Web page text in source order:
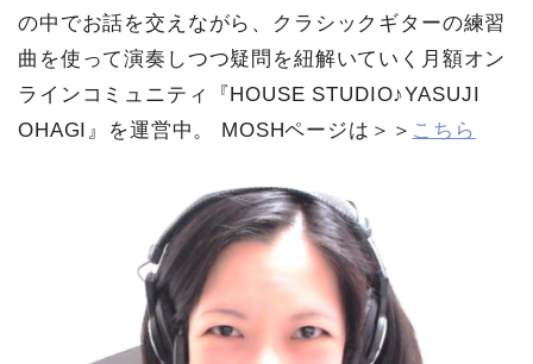
の中でお話を交えながら、クラシックギターの練習
曲を使って演奏しつつ疑問を紐解いていく月額オン
ラインコミュニティ『HOUSE STUDIO♪YASUJI
OHAGI』を運営中。 MOSHページは＞＞ こちら